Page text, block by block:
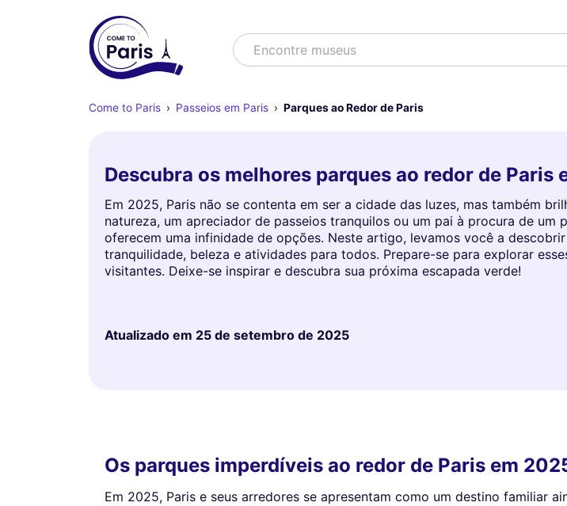
BuscarEncontre museus
Come to Paris Passeios em Paris Parques ao Redor de Paris
Descubra os melhores parques ao redor de Paris
Em 2025, Paris não se contenta em ser a cidade das luzes, mas também
natureza, um apreciador de passeios tranquilos ou um pai à procura de um
oferecem uma infinidade de opções. Neste artigo, levamos você a
tranquilidade, beleza e atividades para todos. Prepare-se para explorar
visitantes. Deixe-se inspirar e descubra sua próxima escapada verde!
Atualizado em 25 de setembro de 2025
Os parques imperdíveis ao redor de Paris em
Em 2025, Paris e seus arredores se apresentam como um destino familiar